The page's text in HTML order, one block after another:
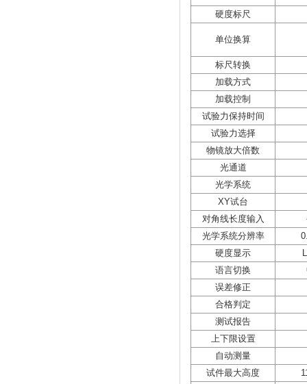
硬度标尺
单位换算
标尺转换
加载方式
加载控制
试验力保持时间
试验力选择
物镜放大倍数
光通道
光学系统
XY试台
对角线长度输入
光学系统分辨率
硬度显示
语言切换
误差修正
合格判定
测试报告
上下限设置
自动测量
试件最大高度